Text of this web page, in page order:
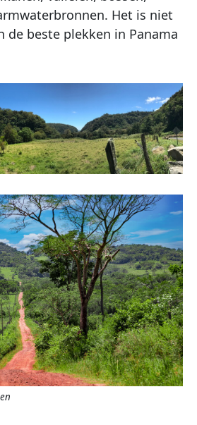
Het is niet
de beste plekken in Panama